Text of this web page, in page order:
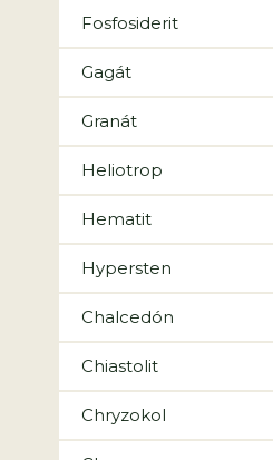
Fosfosiderit
Gagát
Granát
Heliotrop
Hematit
Hypersten
Chalcedón
Chiastolit
Chryzokol